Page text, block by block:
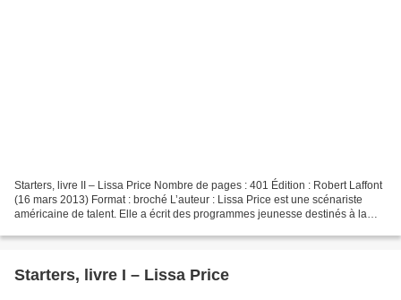
Starters, livre II – Lissa Price Nombre de pages : 401 Édition : Robert Laffont
(16 mars 2013) Format : broché L’auteur : Lissa Price est une scénariste
américaine de talent. Elle a écrit des programmes jeunesse destinés à la
Starters, livre I – Lissa Price